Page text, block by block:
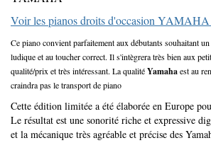
Voir les pianos droits d'occasion
Ce piano convient parfaitement aux débutants souhaitant
ludique et au toucher correct. Il s'intègrera très bien aux
qualité/prix et très intéressant. La qualitéYamahaest au
craindra pas le transport de piano
Cette édition limitée a été élaborée en Europe
Le résultat est une sonorité riche et expressive
et la mécanique très agréable et précise des